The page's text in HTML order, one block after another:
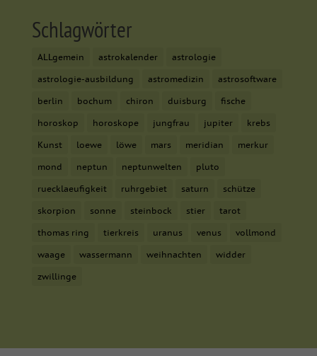
Schlagwörter
ALLgemein astrokalender astrologie
astrologie-ausbildung astromedizin astrosoftware
berlin bochum chiron duisburg fische
horoskop horoskope jungfrau jupiter krebs
Kunst loewe löwe mars meridian merkur
mond neptun neptunwelten pluto
ruecklaeufigkeit ruhrgebiet saturn schütze
skorpion sonne steinbock stier tarot
thomas ring tierkreis uranus venus vollmond
waage wassermann weihnachten widder
zwillinge